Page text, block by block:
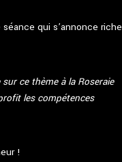
qui s’annonce riche
ce thème à la Roseraie
les compétences
!